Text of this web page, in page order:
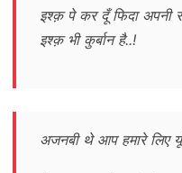
इश्क़ पे कर दूँ फिदा अपनी
इश्क़ भी कुर्बान है..!
अजनबी थे आप हमारे लिए